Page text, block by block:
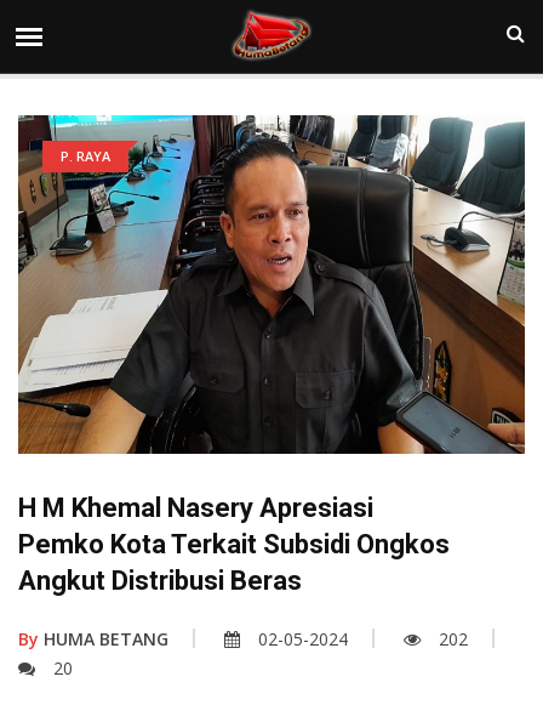
P. RAYA
H M Khemal Nasery Apresiasi
Pemko Kota Terkait Subsidi Ongkos
Angkut Distribusi Beras
By HUMA BETANG 02-05-2024
202
20